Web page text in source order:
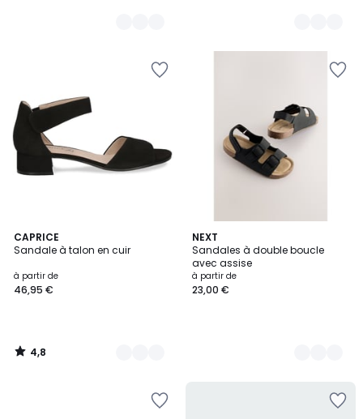
CAPRICE
Sandale à talon en cuir
à partir de
46,95 €
4,8
/ 5
13
Couleurs
4,8
/
NEXT
Sandales à double boucle
avec assise
à partir de
23,00 €
3
Couleurs